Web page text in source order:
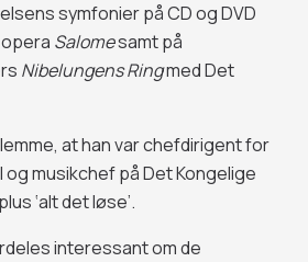
symfonier på CD og DVD
Salomesamt på
Nibelungens Ringmed Det
at han var chefdirigent for
og musikchef på Det Kongelige
‘alt det løse’.
interessant om de